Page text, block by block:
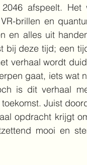
afspeelt. Het
brillen en
en alles uit
bij deze tijd; een
verhaal wordt
gaat, iets wat
is dit verhaal
Juist
opdracht krijgt
mooi en